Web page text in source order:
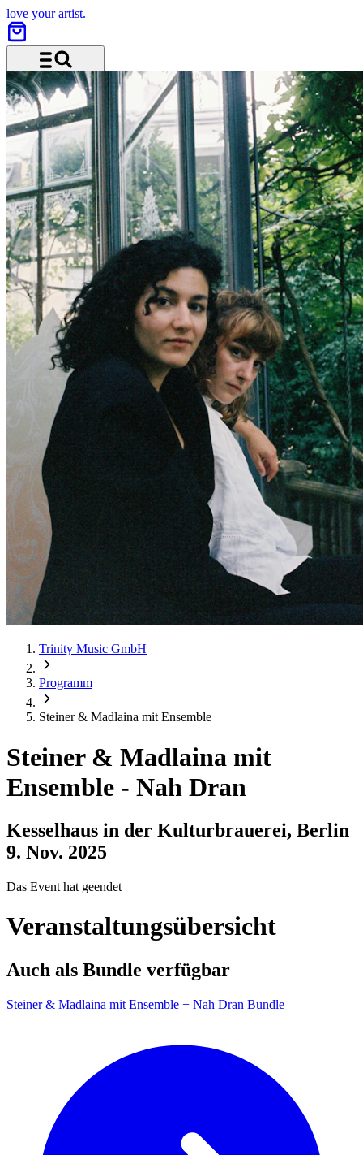
love your artist.
Menü und Suche
Trinity Music GmbH
Programm
Steiner & Madlaina mit Ensemble
Steiner & Madlaina mit
Ensemble - Nah Dran
Kesselhaus in der Kulturbrauerei, Berlin
9. Nov. 2025
Das Event hat geendet
Veranstaltungsübersicht
Auch als Bundle verfügbar
Steiner & Madlaina mit Ensemble + Nah Dran Bundle